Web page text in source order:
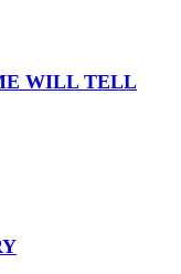
WILL TELL